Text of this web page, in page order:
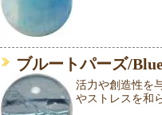
ブルートパーズ/
活力や創造性を
やストレスを和